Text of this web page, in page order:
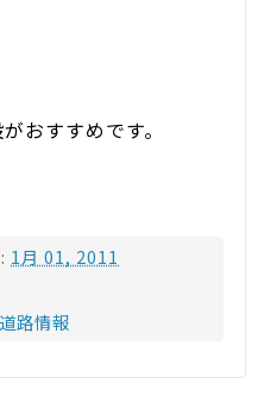
おすすめです。
1月 01, 2011
道路情報